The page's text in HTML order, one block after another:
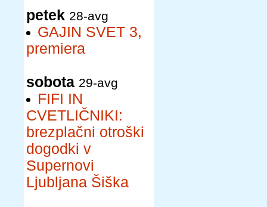
petek 28-avg
GAJIN SVET 3,
premiera
sobota 29-avg
FIFI IN
CVETLIČNIKI:
brezplačni otroški
dogodki v
Supernovi
Ljubljana Šiška